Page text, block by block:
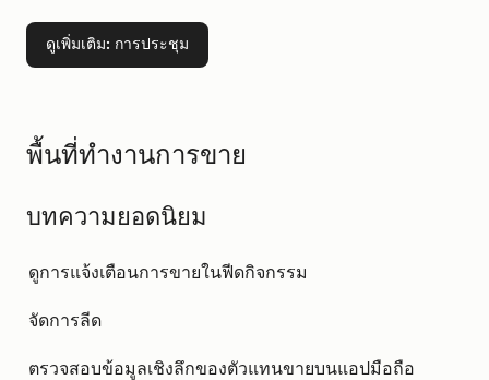
ดูเพิ่มเติม: การประชุม
พื้นที่ทำงานการขาย
บทความยอดนิยม
ดูการแจ้งเตือนการขายในฟีดกิจกรรม
จัดการลีด
ตรวจสอบข้อมูลเชิงลึกของตัวแทนขายบนแอปมือถือ